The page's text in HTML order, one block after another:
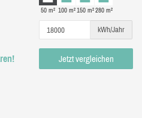
50 m² 100 m²150 m²280 m²
kWh/Jahr
Jetzt vergleichen